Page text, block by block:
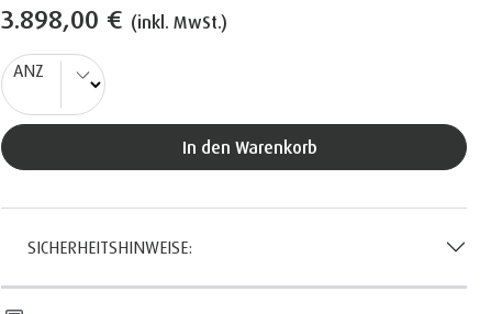
3.898,00 € (inkl. MwSt.)
ANZ
In den Warenkorb
SICHERHEITSHINWEISE: